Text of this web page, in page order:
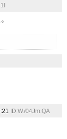
ID:W./04Jm.QA